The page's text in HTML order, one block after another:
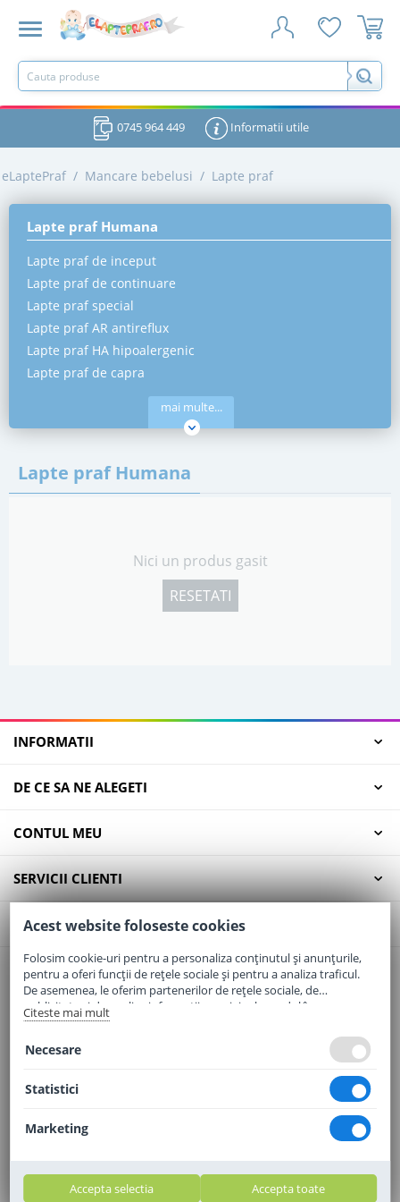
0745 964 449 Informatii utile
eLaptePraf / Mancare bebelusi / Lapte praf
Lapte praf Humana
Lapte praf de inceput
Lapte praf de continuare
Lapte praf special
Lapte praf AR antireflux
Lapte praf HA hipoalergenic
Lapte praf de capra
mai multe...
Lapte praf Humana
Nici un produs gasit
RESETATI
INFORMATII
DE CE SA NE ALEGETI
CONTUL MEU
SERVICII CLIENTI
CONTACT
Email:office@elaptepraf.ro
Telefon:0745-964-449
Adresa:Sos. Borsului, Nr. 20, Oradea, Jud. Bihor
Acest website foloseste cookies
Folosim cookie-uri pentru a personaliza conținutul și anunțurile,
pentru a oferi funcții de rețele sociale și pentru a analiza traficul.
De asemenea, le oferim partenerilor de rețele sociale, de
publicitate și de analize informații cu privire la modul în care
folosiți site-ul nostru. Aceștia le pot combina cu alte informații
Citeste mai mult
Necesare
Statistici
Marketing
Accepta selectia Accepta toate